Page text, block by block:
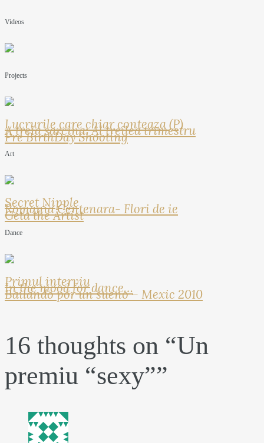
Videos
Projects
Lucrurile care chiar conteaza (P)
A treia sarcina: Al treilea trimestru
Pre BirthDay Shooting
Art
Secret Nipple
Romania Centenara- Flori de ie
Geta the Artist
Dance
Primul interviu
In the mood for dance…
Bailando por un sueno – Mexic 2010
16 thoughts on “Un
premiu “sexy””